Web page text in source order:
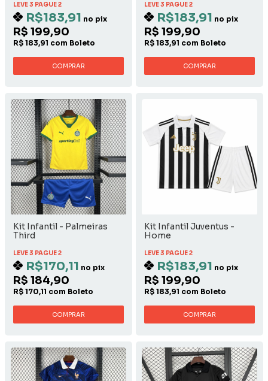
LEVE 3 PAGUE 2
R$183,91 no pix
R$ 199,90
R$ 183,91 com Boleto
COMPRAR
LEVE 3 PAGUE 2
R$183,91 no pix
R$ 199,90
R$ 183,91 com Boleto
COMPRAR
Kit Infantil - Palmeiras
Third
LEVE 3 PAGUE 2
R$170,11 no pix
R$ 184,90
R$ 170,11 com Boleto
COMPRAR
Kit Infantil Juventus -
Home
LEVE 3 PAGUE 2
R$183,91 no pix
R$ 199,90
R$ 183,91 com Boleto
COMPRAR